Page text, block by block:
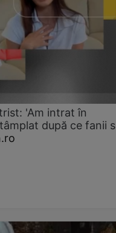
'Am intrat în
după ce fanii